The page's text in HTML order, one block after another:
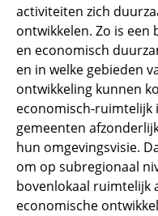
activiteiten zich
ontwikkelen. Zo is een
en economisch
en in welke gebieden
ontwikkeling kunnen
economisch-ruimtelijk
gemeenten
hun omgevingsvisie.
om op subregionaal
bovenlokaal ruimtelijk
economische